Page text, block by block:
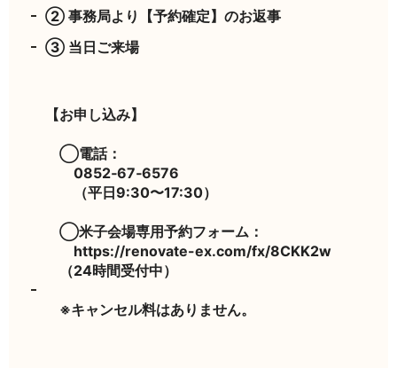
② 事務局より【予約確定】のお返事
③ 当日ご来場
【お申し込み】
◯電話：
0852‐67‐6576
（平日9:30〜17:30）
◯米子会場専用予約フォーム：
https://renovate-ex.com/fx/8CKK2w
（24時間受付中）
※キャンセル料はありません。